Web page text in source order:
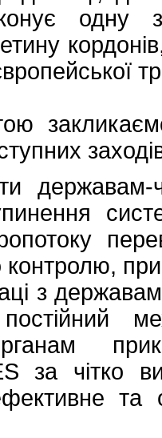
одну
державам-
контролю,
з
за чітко
та